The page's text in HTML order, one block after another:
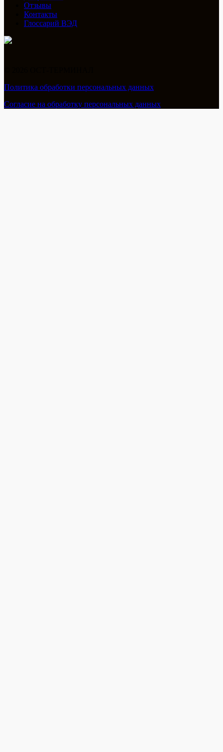
Отзывы
Контакты
Глоссарий ВЭД
Политика обработки персональных данных
Согласие на обработку персональных данных